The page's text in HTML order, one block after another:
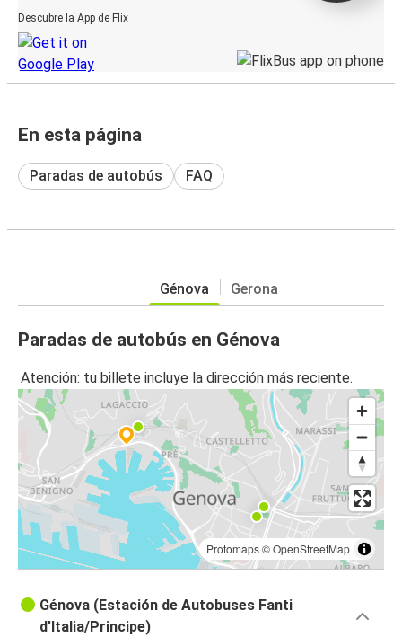
Descubre la App de Flix
En esta página
Paradas de autobús FAQ
Génova Gerona
Paradas de autobús en Génova
Atención: tu billete incluye la dirección más reciente.
Protomaps©OpenStreetMap
Génova (Estación de Autobuses Fanti
d'Italia/Principe)